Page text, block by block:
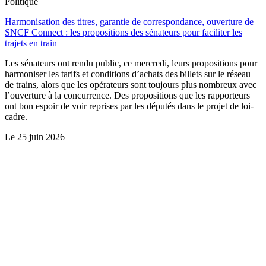
Harmonisation des titres, garantie de correspondance, ouverture de
SNCF Connect : les propositions des sénateurs pour faciliter les
trajets en train
Les sénateurs ont rendu public, ce mercredi, leurs propositions pour
harmoniser les tarifs et conditions d’achats des billets sur le réseau
de trains, alors que les opérateurs sont toujours plus nombreux avec
l’ouverture à la concurrence. Des propositions que les rapporteurs
ont bon espoir de voir reprises par les députés dans le projet de loi-
cadre.
Le 25 juin 2026